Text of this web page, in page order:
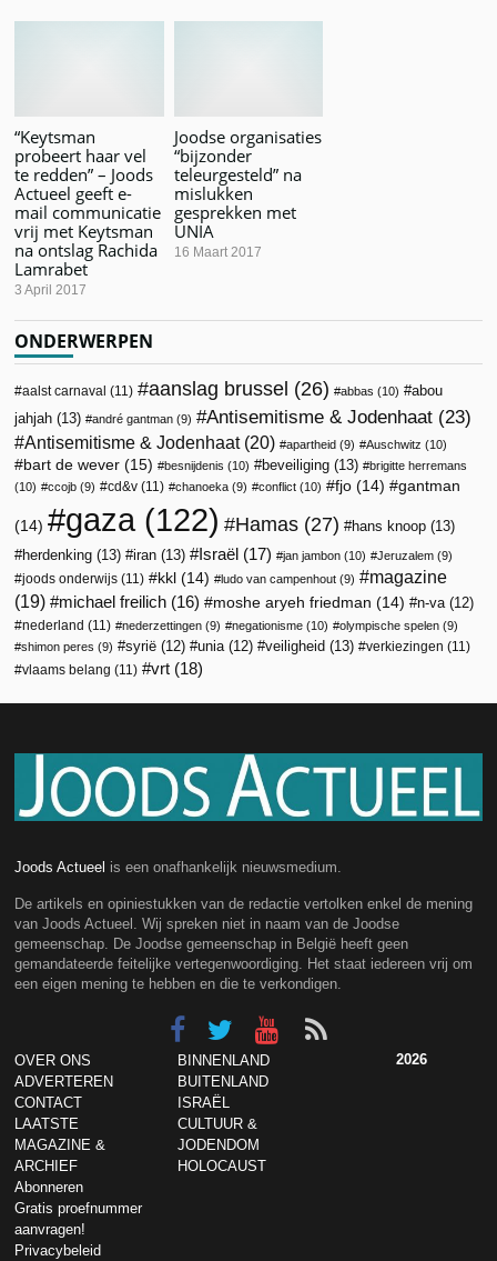
“Keytsman
probeert haar vel
te redden” – Joods
Actueel geeft e-
mail communicatie
vrij met Keytsman
na ontslag Rachida
Lamrabet
3 April 2017
Joodse organisaties
“bijzonder
teleurgesteld” na
mislukken
gesprekken met
UNIA
16 Maart 2017
ONDERWERPEN
aalst carnaval (11) aanslag brussel (26) abbas (10)
abou
jahjah (13) andré gantman (9) Antisemitisme & Jodenhaat (23)
Antisemitisme & Jodenhaat(20) apartheid (9) Auschwitz (10)
bart de wever (15) besnijdenis (10) beveiliging (13)
brigitte herremans
(10)
ccojb (9) cd&v (11) chanoeka (9) conflict (10) fjo (14) gantman
(14) gaza(122) Hamas (27) hans knoop (13)
herdenking (13) iran (13) Israël (17) jan jambon (10) Jeruzalem (9)
joods onderwijs (11) kkl (14) ludo van campenhout (9)
magazine
(19)
michael freilich (16) moshe aryeh friedman (14) n-va(12)
nederland (11) nederzettingen (9) negationisme (10) olympische spelen (9)
shimon peres (9) syrië (12) unia(12) veiligheid (13) verkiezingen (11)
vlaams belang (11) vrt (18)
Joods Actueel is een onafhankelijk nieuwsmedium.
De artikels en opiniestukken van de redactie vertolken enkel de mening
van Joods Actueel. Wij spreken niet in naam van de Joodse
gemeenschap. De Joodse gemeenschap in België heeft geen
gemandateerde feitelijke vertegenwoordiging. Het staat iedereen vrij om
een eigen mening te hebben en die te verkondigen.
OVER ONS
ADVERTEREN
CONTACT
LAATSTE
MAGAZINE &
ARCHIEF
Abonneren
Gratis proefnummer
aanvragen!
Privacybeleid
BINNENLAND
BUITENLAND
ISRAËL
CULTUUR &
JODENDOM
HOLOCAUST
2026